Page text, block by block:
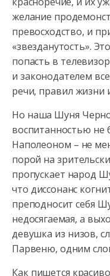
желание
превосходство, и
«звезданутость».
попасть в
и законодателем
речи, правил жизни
Но наша Шуня
воспитанностью не
Наполеоном – не
порой на
пропускает народ
что диссонанс
преподносит себя
недосягаемая, а
девушка из низов,
Парвеню, одним
Как пишется